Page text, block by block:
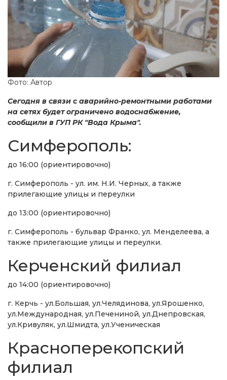
Фото: Автор
Сегодня в связи с аварийно-ремонтными работами
на сетях будет ограничено водоснабжение,
сообщили в ГУП РК "Вода Крыма".
Симферополь:
до 16:00 (ориентировочно)
г. Симферополь - ул. им. Н.И. Черных, а также
прилегающие улицы и переулки
до 13:00 (ориентировочно)
г. Симферополь - бульвар Франко, ул. Менделеева, а
также прилегающие улицы и переулки.
Керченский филиал
до 14:00 (ориентировочно)
г. Керчь - ул.Большая, ул.Челядинова, ул.Ярошенко,
ул.Международная, ул.Печениной, ул.Днепровская,
ул.Кривуляк, ул.Шмидта, ул.Ученическая
Красноперекопский
филиал